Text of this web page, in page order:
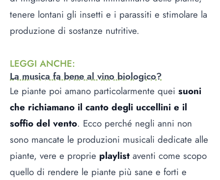
tenere lontani gli insetti e i parassiti e stimolare la
produzione di sostanze nutritive.
LEGGI ANCHE:
La musica fa bene al vino biologico?
Le piante poi amano particolarmente quei suoni
che richiamano il canto degli uccellini e il
soffio del vento. Ecco perché negli anni non
sono mancate le produzioni musicali dedicate alle
piante, vere e proprie playlist aventi come scopo
quello di rendere le piante più sane e forti e